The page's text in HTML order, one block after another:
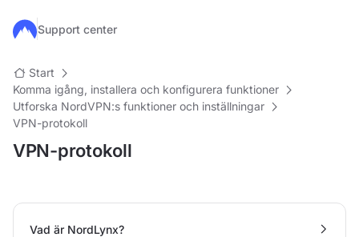
Hoppa till huvudinnehåll
Support center
Start
Komma igång, installera och konfigurera funktioner
Utforska NordVPN:s funktioner och inställningar
VPN-protokoll
VPN-protokoll
Vad är NordLynx?